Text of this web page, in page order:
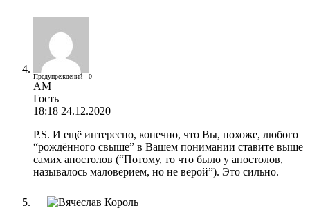
Предупреждений - 0
АМ
Гость
18:18 24.12.2020
P.S. И ещё интересно, конечно, что Вы, похоже, любого
“рождённого свыше” в Вашем понимании ставите выше
самих апостолов (“Потому, то что было у апостолов,
называлось маловерием, но не верой”). Это сильно.